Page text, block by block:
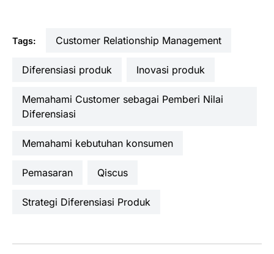
Tags: Customer Relationship Management
Diferensiasi produk inovasi produk
Memahami Customer sebagai Pemberi Nilai
Diferensiasi
memahami kebutuhan konsumen
pemasaran Qiscus
Strategi Diferensiasi Produk